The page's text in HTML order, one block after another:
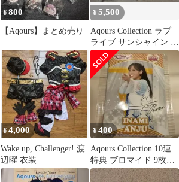
¥800
【Aqours】まとめ売り
¥5,500
Aqours Collection ラブ
ライブ サンシャイン 諏
訪ななか SR
¥4,000
Wake up, Challenger! 渡
辺曜 衣装
¥400
Aqours Collection 10連
特典 ブロマイド 9枚セ
ット